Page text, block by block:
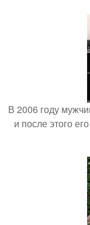
В 2006 году
и после этого